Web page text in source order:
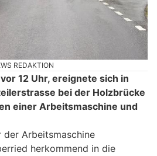
REDAKTION
12 Uhr, ereignete sich in
bei der Holzbrücke
einer Arbeitsmaschine und
Arbeitsmaschine
herkommend in die